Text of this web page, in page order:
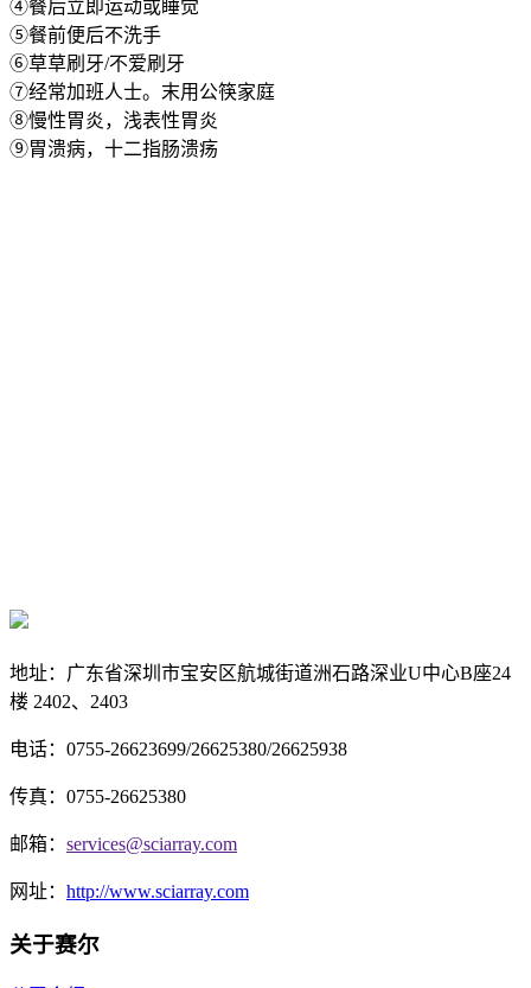
④餐后立即运动或睡觉
⑤餐前便后不洗手
⑥草草刷牙/不爱刷牙
⑦经常加班人士。末用公筷家庭
⑧慢性胃炎，浅表性胃炎
⑨胃溃病，十二指肠溃疡
地址： 广东省深圳市宝安区航城街道洲石路深业U中心B座24
楼 2402、2403
电话：0755-26623699/26625380/26625938
传真： 0755-26625380
邮箱： services@sciarray.com
网址： http://www.sciarray.com
关于赛尔